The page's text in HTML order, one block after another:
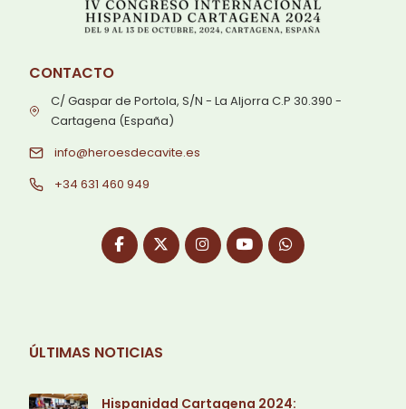
CONTACTO
C/ Gaspar de Portola, S/N - La Aljorra C.P 30.390 -
Cartagena (España)
info@heroesdecavite.es
+34 631 460 949
ÚLTIMAS NOTICIAS
Hispanidad Cartagena 2024: